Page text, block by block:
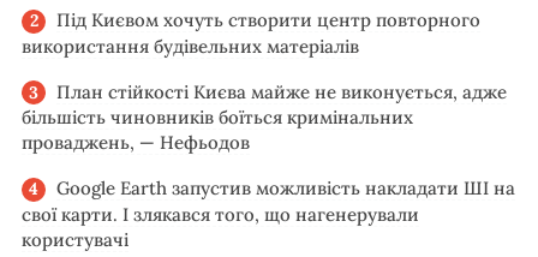
Під Києвом хочуть створити центр повторного
використання будівельних матеріалів
План стійкості Києва майже не виконується, адже
більшість чиновників боїться кримінальних
проваджень, — Нефьодов
Google Earth запустив можливість накладати ШІ на
свої карти. І злякався того, що нагенерували
користувачі